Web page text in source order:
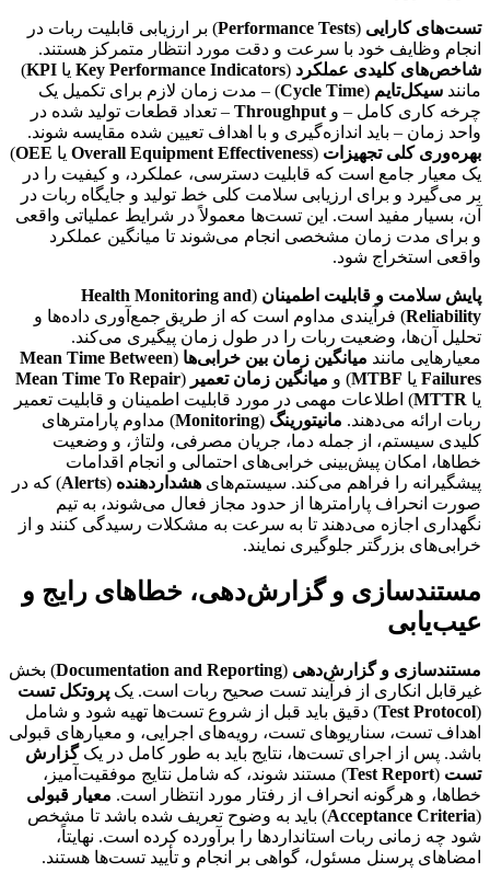
تست‌های کارایی (
Performance Tests) بر ارزیابی قابلیت ربات در
انجام وظایف خود با سرعت و دقت مورد انتظار متمرکز هستند.
شاخص‌های کلیدی عملکرد (
Key Performance Indicators یا KPI
)
مانند سیکل‌تایم (
Cycle Time) – مدت زمان لازم برای تکمیل یک
چرخه کاری کامل – و Throughput – تعداد قطعات تولید شده در
واحد زمان – باید اندازه‌گیری و با اهداف تعیین شده مقایسه شوند.
بهره‌وری کلی تجهیزات (
Overall Equipment Effectiveness یا OEE
)
یک معیار جامع است که قابلیت دسترسی، عملکرد، و کیفیت را در
بر می‌گیرد و برای ارزیابی سلامت کلی خط تولید و جایگاه ربات در
آن، بسیار مفید است. این تست‌ها معمولاً در شرایط عملیاتی واقعی
و برای مدت زمان مشخصی انجام می‌شوند تا میانگین عملکرد
واقعی استخراج شود.
پایش سلامت و قابلیت اطمینان (
Health Monitoring and
Reliability) فرآیندی مداوم است که از طریق جمع‌آوری داده‌ها و
تحلیل آن‌ها، وضعیت ربات را در طول زمان پیگیری می‌کند.
معیارهایی مانند میانگین زمان بین خرابی‌ها (
Mean Time Between
Failures یا MTBF) و میانگین زمان تعمیر (
Mean Time To Repair
یا MTTR) اطلاعات مهمی در مورد قابلیت اطمینان و قابلیت تعمیر
ربات ارائه می‌دهند. مانیتورینگ (
Monitoring) مداوم پارامترهای
کلیدی سیستم، از جمله دما، جریان مصرفی، ولتاژ، و وضعیت
خطاها، امکان پیش‌بینی خرابی‌های احتمالی و انجام اقدامات
پیشگیرانه را فراهم می‌کند. سیستم‌های هشداردهنده (
Alerts) که در
صورت انحراف پارامترها از حدود مجاز فعال می‌شوند، به تیم
نگهداری اجازه می‌دهند تا به سرعت به مشکلات رسیدگی کنند و از
خرابی‌های بزرگتر جلوگیری نمایند.
مستندسازی و گزارش‌دهی، خطاهای رایج و
عیب‌یابی
مستندسازی و گزارش‌دهی (
Documentation and Reporting) بخش
غیرقابل انکاری از فرآیند تست صحیح ربات است. یک پروتکل تست
(
Test Protocol) دقیق باید قبل از شروع تست‌ها تهیه شود و شامل
اهداف تست، سناریوهای تست، رویه‌های اجرایی، و معیارهای قبولی
باشد. پس از اجرای تست‌ها، نتایج باید به طور کامل در یکگزارش
تست (
Test Report) مستند شوند، که شامل نتایج موفقیت‌آمیز،
خطاها، و هرگونه انحراف از رفتار مورد انتظار است. معیار قبولی
(
Acceptance Criteria) باید به وضوح تعریف شده باشد تا مشخص
شود چه زمانی ربات استانداردها را برآورده کرده است. نهایتاً،
امضاهای پرسنل مسئول، گواهی بر انجام و تأیید تست‌ها هستند.